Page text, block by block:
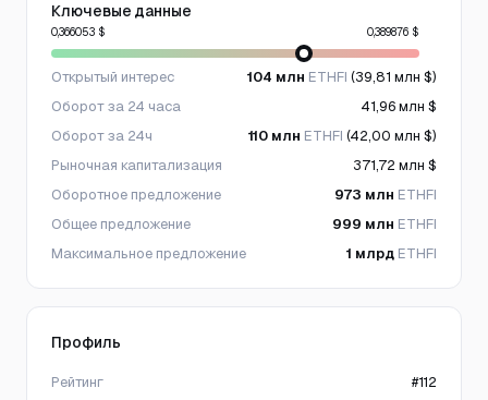
Ключевые данные
0,366053 $ 0,389876 $
Открытый интерес 104 млн ETHFI (39,81 млн $)
Оборот за 24 часа
41,96 млн $
Оборот за 24ч
110 млн ETHFI (42,00 млн $)
Рыночная капитализация
371,72 млн $
Оборотное предложение
973 млн ETHFI
Общее предложение
999 млн ETHFI
Максимальное предложение
1 млрд ETHFI
Профиль
Рейтинг #112